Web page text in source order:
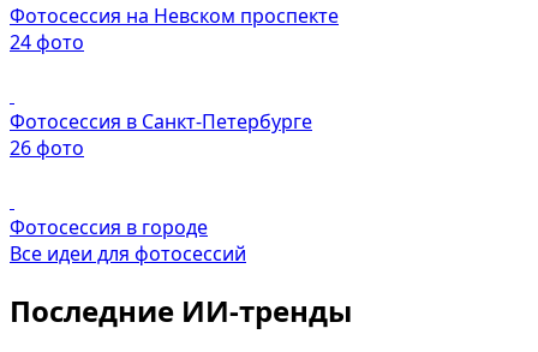
Фотосессия на Невском проспекте
24 фото
Фотосессия в Санкт-Петербурге
26 фото
Фотосессия в городе
Все идеи для фотосессий
Последние ИИ-тренды